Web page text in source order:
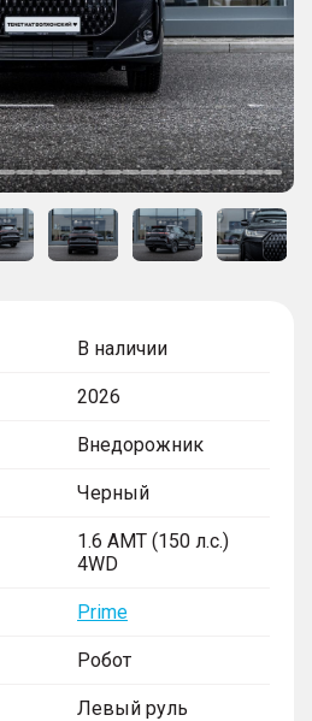
В наличии
2026
Внедорожник
Черный
1.6 AMT (150 л.с.)
4WD
Prime
Робот
Левый руль